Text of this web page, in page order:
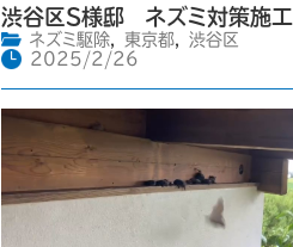
渋谷区S様邸 ネズミ対策施工
ネズミ駆除, 東京都,
渋谷区
2025/2/26